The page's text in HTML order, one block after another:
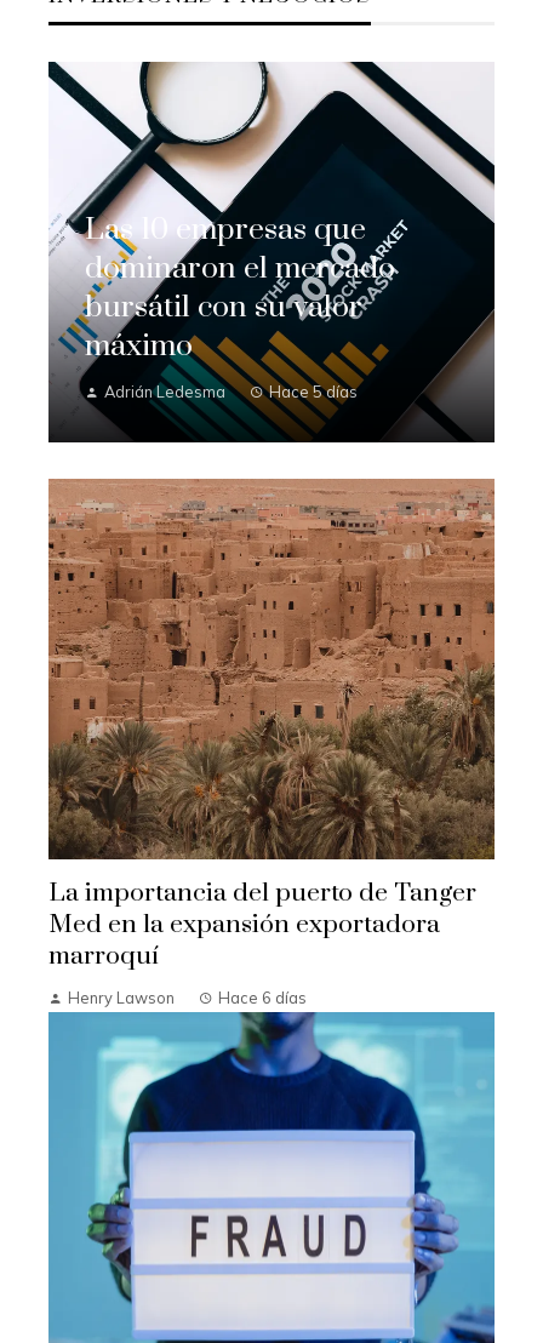
Las 10 empresas que
dominaron el mercado
bursátil con su valor
máximo
Adrián Ledesma Hace 5 días
La importancia del puerto de Tanger
Med en la expansión exportadora
marroquí
Henry Lawson Hace 6 días